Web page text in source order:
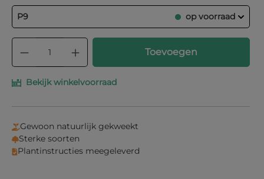
P9 op voorraad
Producthoeveelheid: Voer de
Toevoegen
Bekijk winkelvoorraad
Gewoon natuurlijk gekweekt
Sterke soorten
Plantinstructies meegeleverd